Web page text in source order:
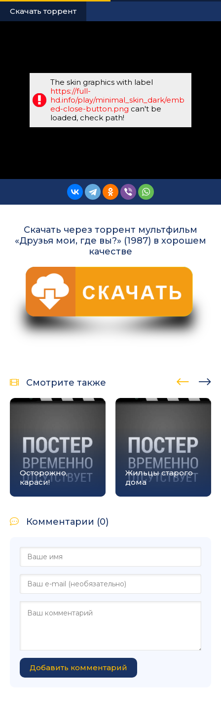
Скачать торрент
The skin graphics with label
https://full-
hd.info/play/minimal_skin_dark/emb
ed-close-button.png can't be
loaded, check path!
Скачать через торрент мультфильм
«Друзья мои, где вы?» (1987) в хорошем
качестве
Смотрите также
Осторожно,
караси!
Жильцы старого
дома
Комментарии (0)
Добавить комментарий